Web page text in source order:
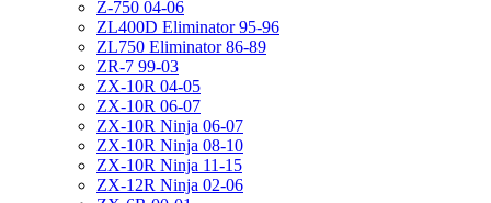
Z-750 04-06
ZL400D Eliminator 95-96
ZL750 Eliminator 86-89
ZR-7 99-03
ZX-10R 04-05
ZX-10R 06-07
ZX-10R Ninja 06-07
ZX-10R Ninja 08-10
ZX-10R Ninja 11-15
ZX-12R Ninja 02-06